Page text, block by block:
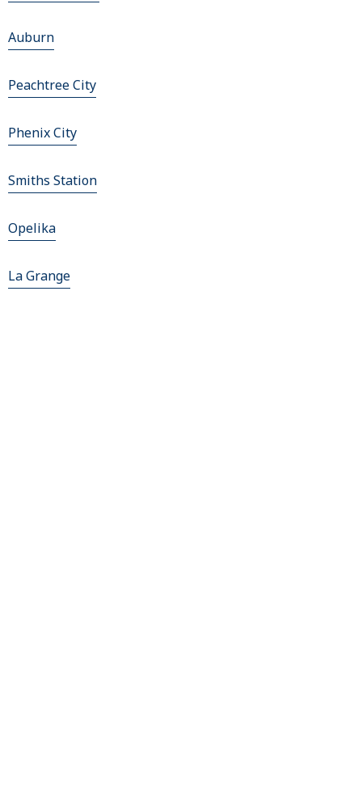
Auburn
Peachtree City
Phenix City
Smiths Station
Opelika
La Grange